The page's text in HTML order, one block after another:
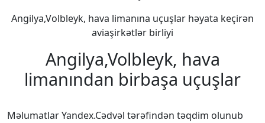
Angilya,Volbleyk, hava limanına uçuşlar həyata keçirən
aviaşirkətlər birliyi
Angilya,Volbleyk, hava
limanından birbaşa uçuşlar
Məlumatlar Yandex.Cədvəl tərəfindən təqdim olunub